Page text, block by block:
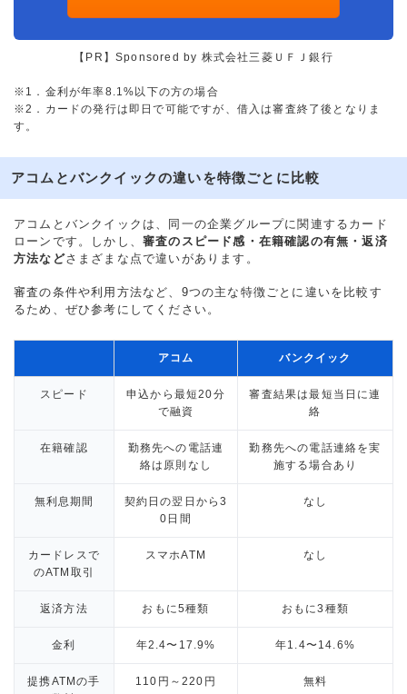
【PR】Sponsored by 株式会社三菱ＵＦＪ銀行
※1．金利が年率8.1%以下の方の場合
※2．カードの発行は即日で可能ですが、借入は審査終了後となりま
す。
アコムとバンクイックの違いを特徴ごとに比較
アコムとバンクイックは、同一の企業グループに関連するカード
ローンです。しかし、 審査のスピード感・在籍確認の有無・返済
方法などさまざまな点で違いがあります。
審査の条件や利用方法など、9つの主な特徴ごとに違いを比較す
るため、ぜひ参考にしてください。
アコム バンクイック
スピード
申込から最短20分
で融資
審査結果は最短当日に連
絡
在籍確認
勤務先への電話連
絡は原則なし
勤務先への電話連絡を実
施する場合あり
無利息期間
契約日の翌日から3
0日間
なし
カードレスで
のATM取引
スマホATM なし
返済方法 おもに5種類 おもに3種類
金利 年2.4〜17.9% 年1.4〜14.6%
提携ATMの手
110円～220円 無料